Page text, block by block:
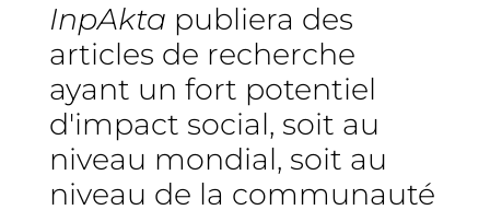
InpAkta publiera des
articles de recherche
ayant un fort potentiel
d'impact social, soit au
niveau mondial, soit au
niveau de la communauté